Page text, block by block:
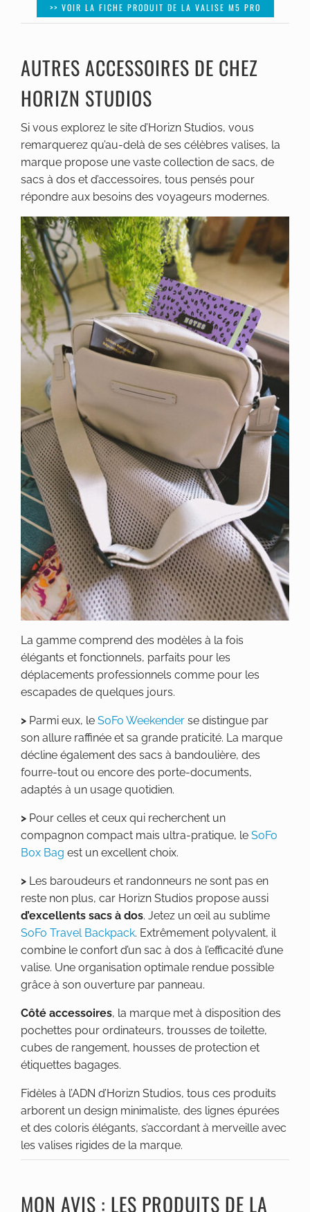
>> VOIR LA FICHE PRODUIT DE LA VALISE M5 PRO
AUTRES ACCESSOIRES DE CHEZ
HORIZN STUDIOS
Si vous explorez le site d’Horizn Studios, vous
remarquerez qu’au-delà de ses célèbres valises, la
marque propose une vaste collection de sacs, de
sacs à dos et d’accessoires, tous pensés pour
répondre aux besoins des voyageurs modernes.
La gamme comprend des modèles à la fois
élégants et fonctionnels, parfaits pour les
déplacements professionnels comme pour les
escapades de quelques jours.
> Parmi eux, le SoFo Weekender se distingue par
son allure raffinée et sa grande praticité. La marque
décline également des sacs à bandoulière, des
fourre-tout ou encore des porte-documents,
adaptés à un usage quotidien.
> Pour celles et ceux qui recherchent un
compagnon compact mais ultra-pratique, le SoFo
Box Bag est un excellent choix.
> Les baroudeurs et randonneurs ne sont pas en
reste non plus, car Horizn Studios propose aussi
d’excellents sacs à dos. Jetez un œil au sublime
SoFo Travel Backpack. Extrêmement polyvalent, il
combine le confort d’un sac à dos à l’efficacité d’une
valise. Une organisation optimale rendue possible
grâce à son ouverture par panneau.
Côté accessoires, la marque met à disposition des
pochettes pour ordinateurs, trousses de toilette,
cubes de rangement, housses de protection et
étiquettes bagages.
Fidèles à l’ADN d’Horizn Studios, tous ces produits
arborent un design minimaliste, des lignes épurées
et des coloris élégants, s’accordant à merveille avec
les valises rigides de la marque.
MON AVIS : LES PRODUITS DE LA